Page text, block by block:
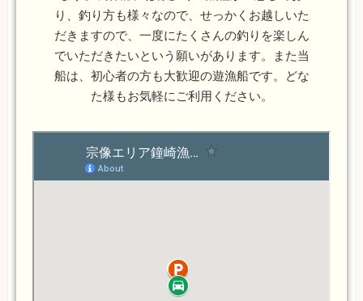
り、釣り方も様々なので、せっかくお越しいた
だきますので、一度にたくさんの釣りを楽しん
でいただきたいという願いがあります。また当
船は、初心者の方も大歓迎の遊漁船です。どな
た様もお気軽にご利用ください。